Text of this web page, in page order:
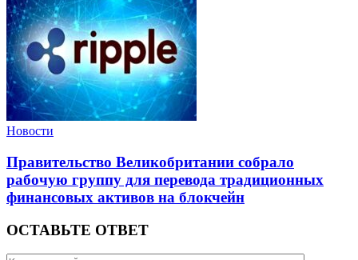
Новости
Правительство Великобритании собрало
рабочую группу для перевода традиционных
финансовых активов на блокчейн
ОСТАВЬТЕ ОТВЕТ